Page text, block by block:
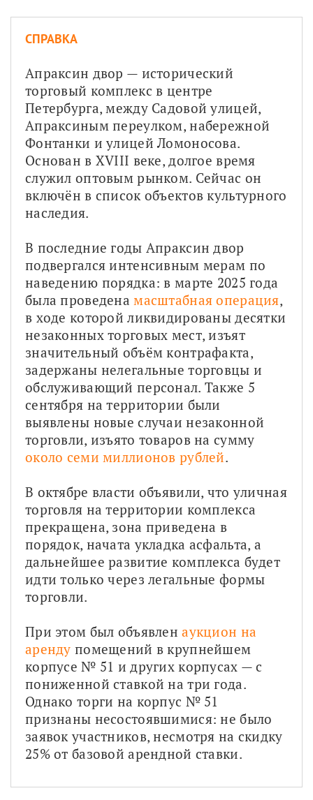
СПРАВКА
Апраксин двор — исторический
торговый комплекс в центре
Петербурга, между Садовой улицей,
Апраксиным переулком, набережной
Фонтанки и улицей Ломоносова.
Основан в XVIII веке, долгое время
служил оптовым рынком. Сейчас он
включён в список объектов культурного
наследия.
В последние годы Апраксин двор
подвергался интенсивным мерам по
наведению порядка: в марте 2025 года
была проведена масштабная операция,
в ходе которой ликвидированы десятки
незаконных торговых мест, изъят
значительный объём контрафакта,
задержаны нелегальные торговцы и
обслуживающий персонал. Также 5
сентября на территории были
выявлены новые случаи незаконной
около семи миллионов рублей.
В октябре власти объявили, что уличная
торговля на территории комплекса
прекращена, зона приведена в
порядок, начата укладка асфальта, а
дальнейшее развитие комплекса будет
идти только через легальные формы
торговли.
При этом был объявлен аукцион на
аренду помещений в крупнейшем
корпусе № 51 и других корпусах — с
пониженной ставкой на три года.
Однако торги на корпус № 51
признаны несостоявшимися: не было
заявок участников, несмотря на скидку
25% от базовой арендной ставки.